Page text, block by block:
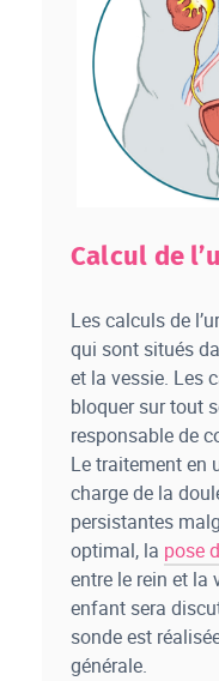
Calcul de
Les calculs de
qui sont situés
et la vessie. Les
bloquer sur tout
responsable de
Le traitement en
charge de la
persistantes
optimal, la pose
entre le rein et la
enfant sera
sonde est
générale.